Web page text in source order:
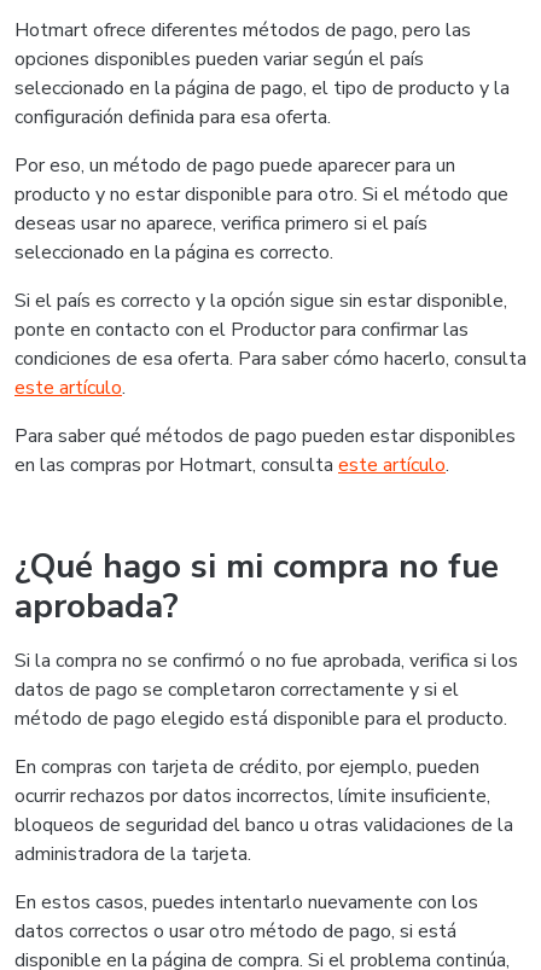
Hotmart ofrece diferentes métodos de pago, pero las
opciones disponibles pueden variar según el país
seleccionado en la página de pago, el tipo de producto y la
configuración definida para esa oferta.
Por eso, un método de pago puede aparecer para un
producto y no estar disponible para otro. Si el método que
deseas usar no aparece, verifica primero si el país
seleccionado en la página es correcto.
Si el país es correcto y la opción sigue sin estar disponible,
ponte en contacto con el Productor para confirmar las
condiciones de esa oferta. Para saber cómo hacerlo, consulta
este artículo.
Para saber qué métodos de pago pueden estar disponibles
en las compras por Hotmart, consulta este artículo.
¿Qué hago si mi compra no fue
aprobada?
Si la compra no se confirmó o no fue aprobada, verifica si los
datos de pago se completaron correctamente y si el
método de pago elegido está disponible para el producto.
En compras con tarjeta de crédito, por ejemplo, pueden
ocurrir rechazos por datos incorrectos, límite insuficiente,
bloqueos de seguridad del banco u otras validaciones de la
administradora de la tarjeta.
En estos casos, puedes intentarlo nuevamente con los
datos correctos o usar otro método de pago, si está
disponible en la página de compra. Si el problema continúa,